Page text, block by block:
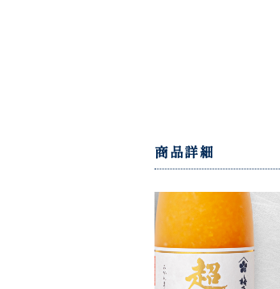
商品詳細